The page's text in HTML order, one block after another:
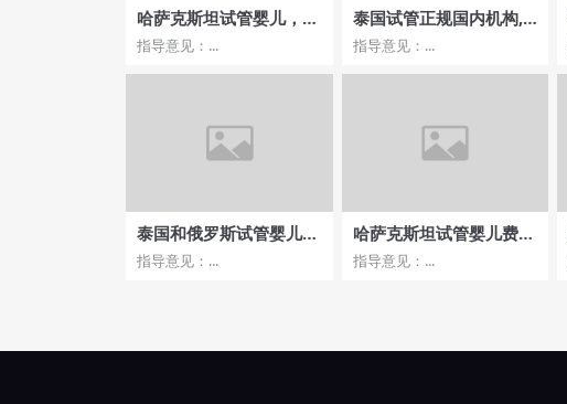
哈萨克斯坦试管婴儿，哪
家医院专家团队更专业？
指导意见：...
泰国试管正规国内机构,
术前检查与准备工作？
指导意见：...
泰国和俄罗斯试管婴儿哪
家医院治疗过程更舒适？
指导意见：...
哈萨克斯坦试管婴儿费用
走势
指导意见：...